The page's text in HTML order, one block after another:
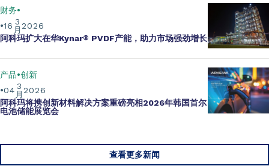
3
月
16 2026
财务
阿科玛扩大在华Kynar® PVDF产能，助力市场强劲增长
3
月
04 2026
产品 创新
阿科玛将携创新材料解决方案重磅亮相2026年韩国首尔
电池储能展览会
查看更多新闻